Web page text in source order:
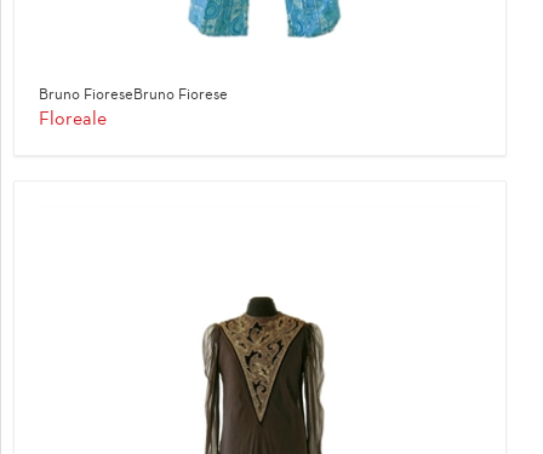
Bruno FioreseBruno Fiorese
Floreale